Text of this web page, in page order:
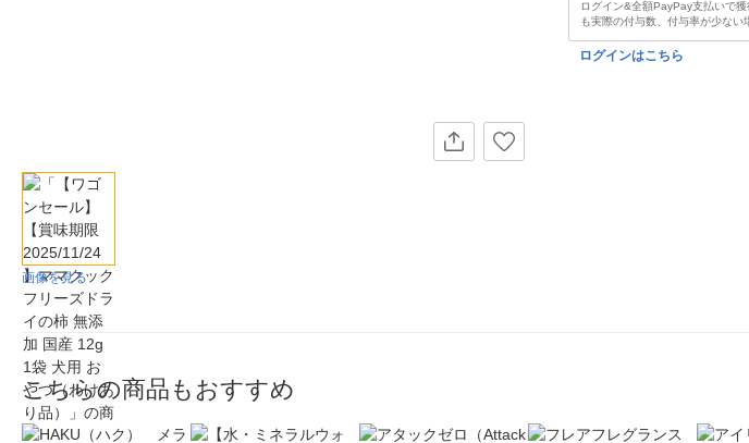
画像を見る
ログイン&全額PayPay支払いで
も実際の付与数、付与率が少ない
ログインはこちら
こちらの商品もおすすめ